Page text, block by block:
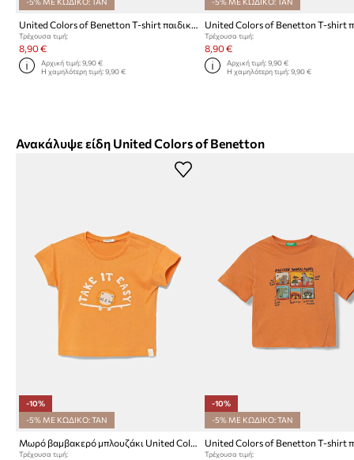
United Colors of Benetton T-shirt παιδικό βαμβακερό
Τρέχουσα τιμή:
8,90 €
Αρχική τιμή:9,90 €
Η χαμηλότερη τιμή:9,90 €
Τρέχουσα τιμή:
8,90 €
Αρχική τιμή: 9,90 €
Η χαμηλότερη τιμή: 9,90 €
Ανακάλυψε είδη United Colors of Benetton
-10%
-5% ΜΕ ΚΩΔΙΚΟ: TAN
Μωρό βαμβακερό μπλουζάκι United Colors of Benetton
Τρέχουσα τιμή:
-10%
-5% ΜΕ ΚΩΔΙΚΟ: TAN
Τρέχουσα τιμή: